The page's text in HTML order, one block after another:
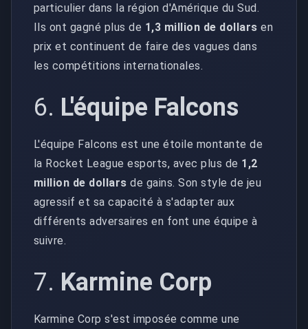
particulier dans la région d'Amérique du Sud.
Ils ont gagné plus de 1,3 million de dollars en
prix et continuent de faire des vagues dans
les compétitions internationales.
6. L'équipe Falcons
L'équipe Falcons est une étoile montante de
la Rocket League esports, avec plus de 1,2
million de dollars de gains. Son style de jeu
agressif et sa capacité à s'adapter aux
différents adversaires en font une équipe à
suivre.
7. Karmine Corp
Karmine Corp s'est imposée comme une